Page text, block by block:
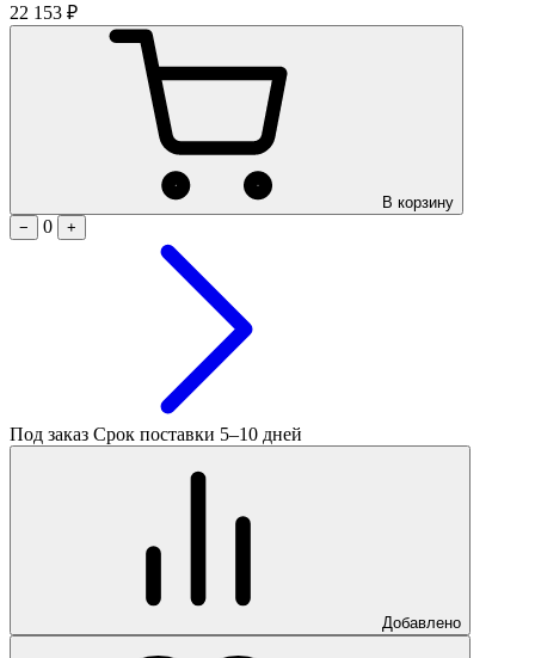
22 153 ₽
В корзину
−
0 +
Под заказ Срок поставки 5–10 дней
Добавлено